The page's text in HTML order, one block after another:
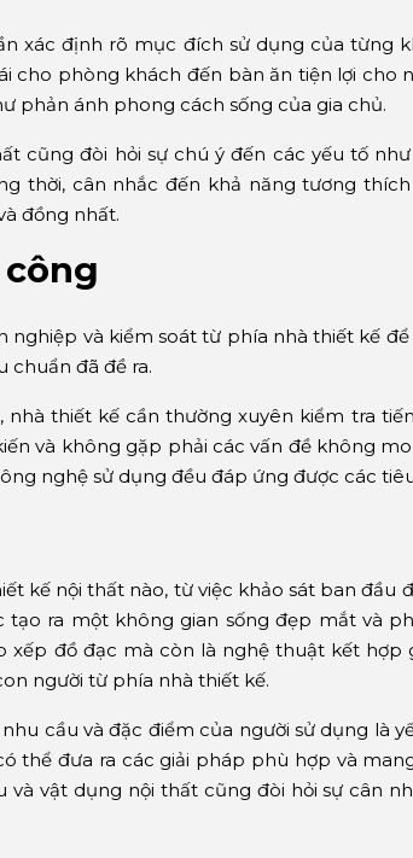
xác định rõ mục đích sử dụng của từng
cho phòng khách đến bàn ăn tiện lợi
phản ánh phong cách sống của gia chủ.
cũng đòi hỏi sự chú ý đến các yếu tố
thời, cân nhắc đến khả năng tương
đồng nhất.
nghiệp và kiểm soát từ phía nhà thiết kế
chuẩn đã đề ra.
nhà thiết kế cần thường xuyên kiểm tra
và không gặp phải các vấn đề không
nghệ sử dụng đều đáp ứng được các
kế nội thất nào, từ việc khảo sát ban đầu
ra một không gian sống đẹp mắt và
xếp đồ đạc mà còn là nghệ thuật kết hợp
người từ phía nhà thiết kế.
cầu và đặc điểm của người sử dụng là
thể đưa ra các giải pháp phù hợp và
và vật dụng nội thất cũng đòi hỏi sự cân